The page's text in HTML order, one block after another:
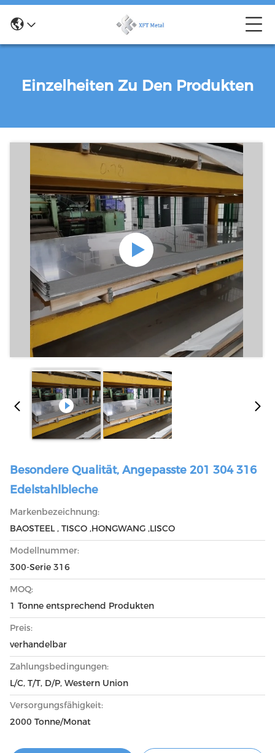
Einzelheiten Zu Den Produkten
Besondere Qualität, Angepasste 201 304 316
Edelstahlbleche
Markenbezeichnung:
BAOSTEEL , TISCO ,HONGWANG ,LISCO
Modellnummer:
300-Serie 316
MOQ:
1 Tonne entsprechend Produkten
Preis:
verhandelbar
Zahlungsbedingungen:
L/C, T/T, D/P, Western Union
Versorgungsfähigkeit:
2000 Tonne/Monat